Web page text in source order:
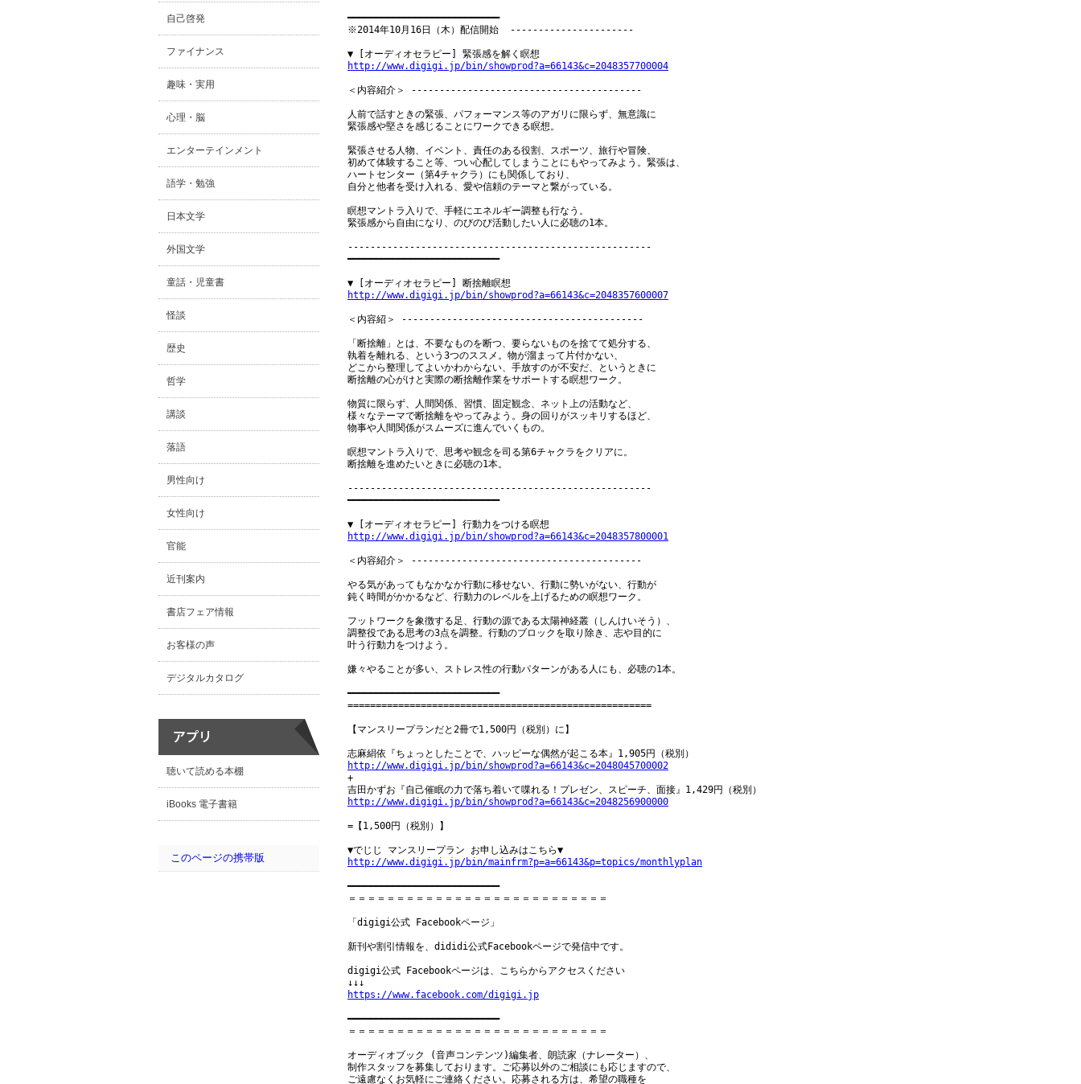
自己啓発
ファイナンス
趣味・実用
心理・脳
エンターテインメント
語学・勉強
日本文学
外国文学
童話・児童書
怪談
歴史
哲学
講談
落語
男性向け
女性向け
官能
近刊案内
書店フェア情報
お客様の声
デジタルカタログ
聴いて読める本棚
iBooks 電子書籍
このページの携帯版
━━━━━━━━━━━━━━━━━━━━━━━━━━━
※2014年10月16日（木）配信開始  ----------------------
http://www.digigi.jp/bin/showprod?a=66143&c=2048357700004
＜内容紹介＞ -----------------------------------------
人前で話すときの緊張、パフォーマンス等のアガリに限らず、無意識に
緊張感や堅さを感じることにワークできる瞑想。
緊張させる人物、イベント、責任のある役割、スポーツ、旅行や冒険、
初めて体験すること等、つい心配してしまうことにもやってみよう。緊張は、
ハートセンター（第4チャクラ）にも関係しており、
自分と他者を受け入れる、愛や信頼のテーマと繋がっている。
瞑想マントラ入りで、手軽にエネルギー調整も行なう。
緊張感から自由になり、のびのび活動したい人に必聴の1本。
------------------------------------------------------
━━━━━━━━━━━━━━━━━━━━━━━━━━━
http://www.digigi.jp/bin/showprod?a=66143&c=2048357600007
＜内容紹＞ -------------------------------------------
「断捨離」とは、不要なものを断つ、要らないものを捨てて処分する、
執着を離れる、という3つのススメ。物が溜まって片付かない、
どこから整理してよいかわからない、手放すのが不安だ、というときに
断捨離の心がけと実際の断捨離作業をサポートする瞑想ワーク。
物質に限らず、人間関係、習慣、固定観念、ネット上の活動など、
様々なテーマで断捨離をやってみよう。身の回りがスッキリするほど、
物事や人間関係がスムーズに進んでいくもの。
瞑想マントラ入りで、思考や観念を司る第6チャクラをクリアに。
断捨離を進めたいときに必聴の1本。
------------------------------------------------------
━━━━━━━━━━━━━━━━━━━━━━━━━━━
http://www.digigi.jp/bin/showprod?a=66143&c=2048357800001
＜内容紹介＞ -----------------------------------------
やる気があってもなかなか行動に移せない、行動に勢いがない、行動が
鈍く時間がかかるなど、行動力のレベルを上げるための瞑想ワーク。
フットワークを象徴する足、行動の源である太陽神経叢（しんけいそう）、
調整役である思考の3点を調整。行動のブロックを取り除き、志や目的に
叶う行動力をつけよう。
嫌々やることが多い、ストレス性の行動パターンがある人にも、必聴の1本。
━━━━━━━━━━━━━━━━━━━━━━━━━━━
======================================================
【マンスリープランだと2冊で1,500円（税別）に】
http://www.digigi.jp/bin/showprod?a=66143&c=2048045700002
+
http://www.digigi.jp/bin/showprod?a=66143&c=2048256900000
=【1,500円（税別）】
http://www.digigi.jp/bin/mainfrm?p=a=66143&p=topics/monthlyplan
━━━━━━━━━━━━━━━━━━━━━━━━━━━
＝＝＝＝＝＝＝＝＝＝＝＝＝＝＝＝＝＝＝＝＝＝＝＝＝＝＝
「digigi公式 Facebookページ」
新刊や割引情報を、dididi公式Facebookページで発信中です。
digigi公式 Facebookページは、こちらからアクセスください
https://www.facebook.com/digigi.jp
━━━━━━━━━━━━━━━━━━━━━━━━━━━
＝＝＝＝＝＝＝＝＝＝＝＝＝＝＝＝＝＝＝＝＝＝＝＝＝＝＝
オーディオブック (音声コンテンツ)編集者、朗読家（ナレーター）、
制作スタッフを募集しております。ご応募以外のご相談にも応じますので、
ご遠慮なくお気軽にご連絡ください。応募される方は、希望の職種を